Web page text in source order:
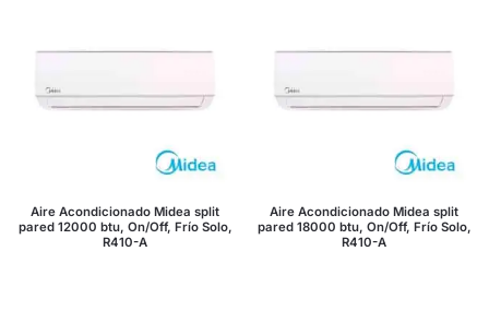
Aire Acondicionado Midea split
pared 12000 btu, On/Off, Frío Solo,
R410-A
Aire Acondicionado Midea split
pared 18000 btu, On/Off, Frío Solo,
R410-A